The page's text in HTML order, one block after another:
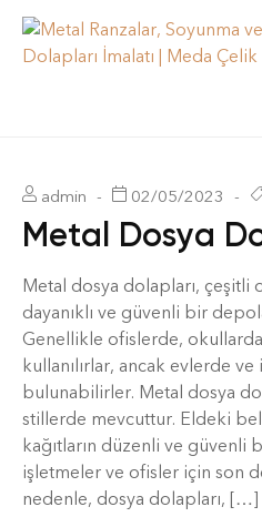
Ürünler
Dosya Dolapları
Emanet ve Öğretmen
Kartoteks Dolapları
Ranzalar
Soyunma Dolapları
Yatak, Yorgan ve Yastıklar
hakkımızda
Blog
İletişim
admin 02/05/2023
Metal Dosya
Metal dosya dolapları, çeşitli
dayanıklı ve güvenli bir
Genellikle ofislerde,
kullanılırlar, ancak evlerde
bulunabilirler. Metal dosya
stillerde mevcuttur. Eldeki
kağıtların düzenli ve güvenli
işletmeler ve ofisler için son
nedenle, dosya dolapları, […]